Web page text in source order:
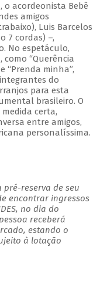
o acordeonista Bebê
amigos
Luis Barcelos
7 cordas) –,
No espetáculo,
como “Querência
“Prenda minha”,
do
para esta
brasileiro. O
certa,
entre amigos,
personalíssima.
pré-reserva de seu
encontrar ingressos
no dia do
receberá
estando o
à lotação